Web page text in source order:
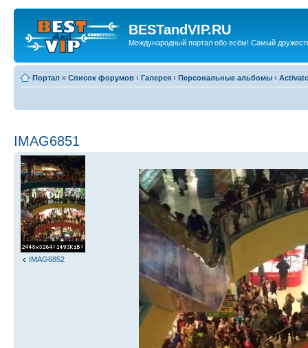
BESTandVIP.RU
Международный портал обо всём! Самый
Портал » Список форумов ‹ Галерея ‹ Персональные альбомы ‹
IMAG6851
IMAG6852